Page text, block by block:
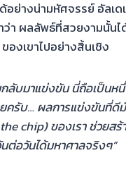
อย่างน่ามหัศจรรย์ อัลเ
า ผลลัพธ์ที่สวยงามนั้นไ
องเขาไปอย่างสิ้นเชิง
ลับมาแข่งขัน นี่ถือเป็นห
ครับ… ผลการแข่งขันที่ดี
chip) ของเรา ช่วยสร้
ต่อวันได้มหาศาลจริงๆ”